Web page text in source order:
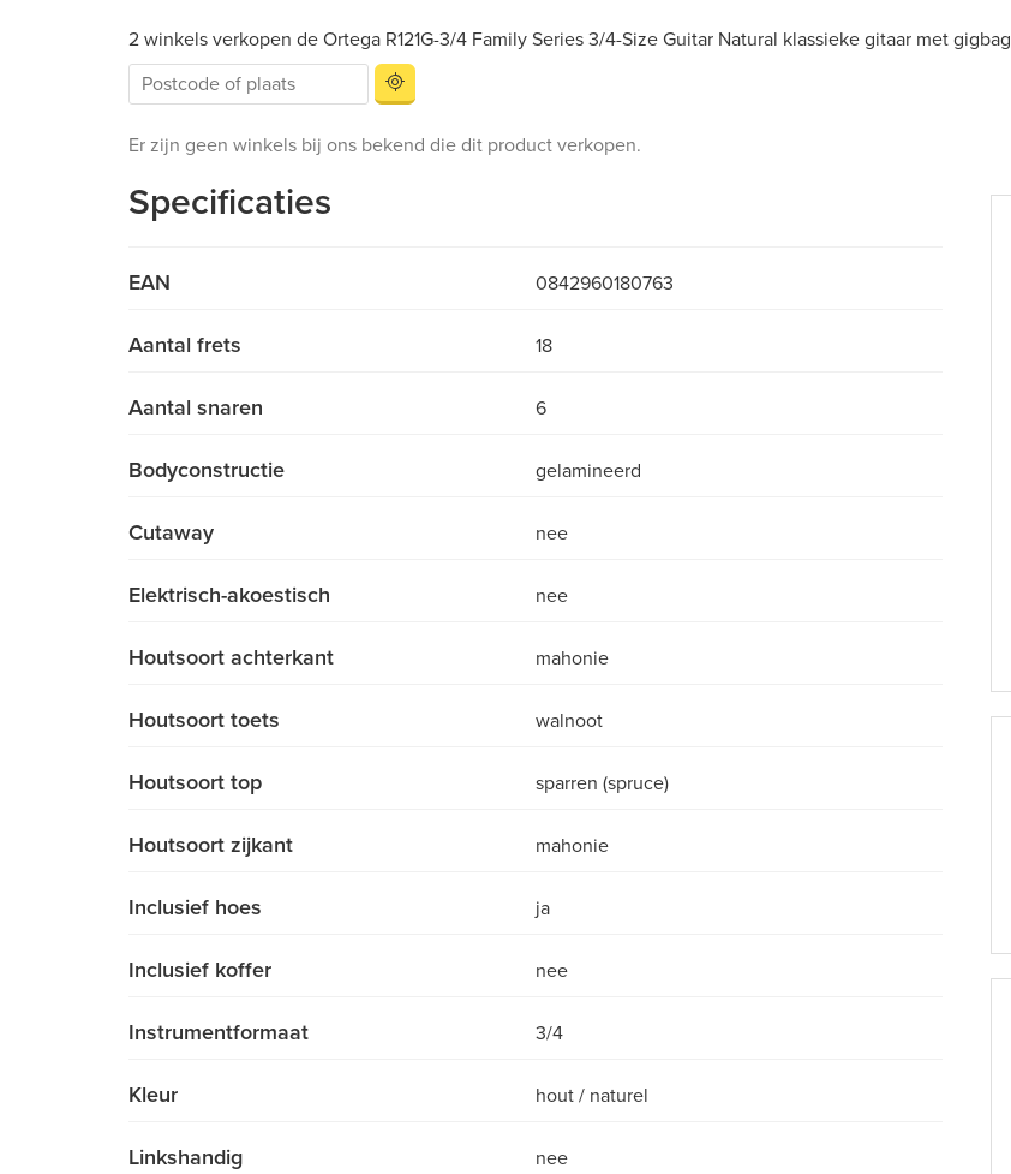
2 winkels verkopen de Ortega R121G-3/4 Family Series 3/4-Size Guitar Natural klassieke gitaar met gigbag
Er zijn geen winkels bij ons bekend die dit product verkopen.
Specificaties
EAN 0842960180763
Aantal frets 18
Aantal snaren 6
Bodyconstructie gelamineerd
Cutaway nee
Elektrisch-akoestisch nee
Houtsoort achterkant mahonie
Houtsoort toets walnoot
Houtsoort top sparren (spruce)
Houtsoort zijkant mahonie
Inclusief hoes ja
Inclusief koffer nee
Instrumentformaat 3/4
Kleur hout / naturel
Linkshandig nee